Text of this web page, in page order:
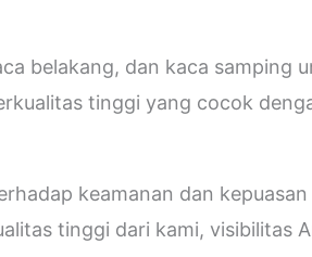
belakang, dan kaca samping
tinggi yang cocok
keamanan dan kepuasan
tinggi dari kami, visibilitas